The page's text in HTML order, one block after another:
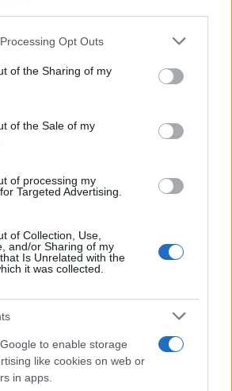
website/app uses one or more Google
or usage behaviour. You may click to
to Google and its third-party tags to
specified purposes in below Google
Opt Outs
of the Sharing of my
of the Sale of my
of processing my
Targeted Advertising.
of Collection, Use,
and/or Sharing of my
Is Unrelated with the
it was collected.
to enable storage
like cookies on web or
in apps.
mostre, concerti e letture per
2026